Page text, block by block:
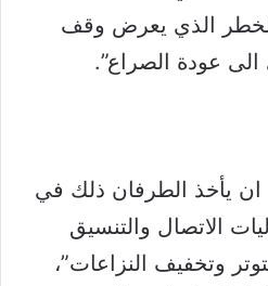
الذي يعرض وقف
الى عودة الصراع”.
يأخذ الطرفان ذلك في
الاتصال والتنسيق
وتخفيف النزاعات”،